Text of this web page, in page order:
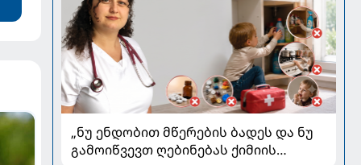
„ნუ ენდობით მწერების ბადეს და ნუ
გამოიწვევთ ღებინებას ქიმიის